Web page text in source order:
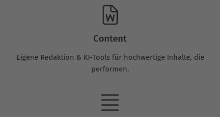
Content
Eigene Redaktion & KI‑Tools für hochwertige Inhalte, die
performen.